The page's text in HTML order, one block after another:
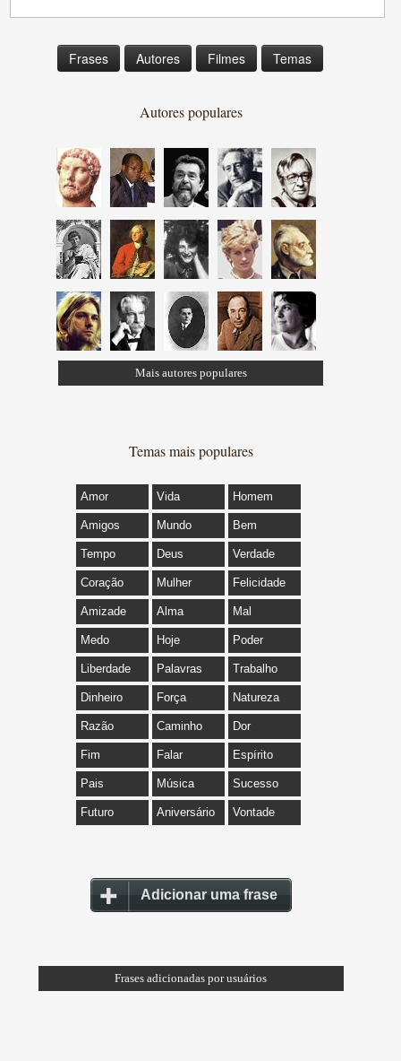
Frases Autores Filmes Temas
Autores populares
Mais autores populares
Temas mais populares
Amor Vida Homem
Amigos Mundo Bem
Tempo Deus Verdade
Coração Mulher Felicidade
Amizade Alma Mal
Medo Hoje Poder
Liberdade Palavras Trabalho
Dinheiro Força Natureza
Razão Caminho Dor
Fim Falar Espírito
Pais Música Sucesso
Futuro Aniversário Vontade
Adicionar uma frase
Frases adicionadas por usuários